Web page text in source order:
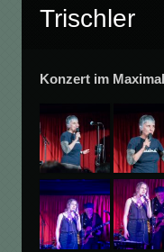
Trischler
Konzert im